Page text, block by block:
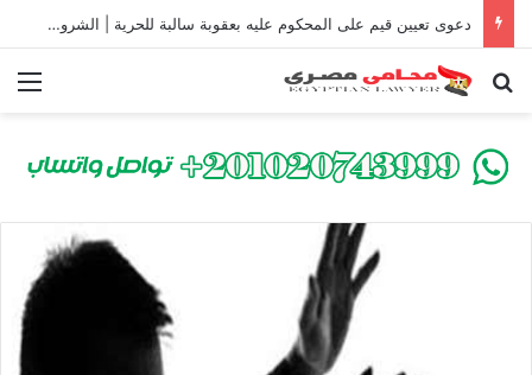
دعوى تعيين قيم على المحكوم عليه بعقوبة سالبة للحرية | الشروط والصيغة القانونية
بحث عن